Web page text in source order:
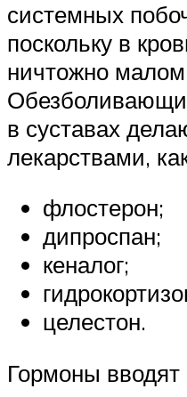
системных
поскольку в
ничтожно
в суставах
лекарствами,
флостерон;
дипроспан;
кеналог;
целестон.
Гормоны вводят